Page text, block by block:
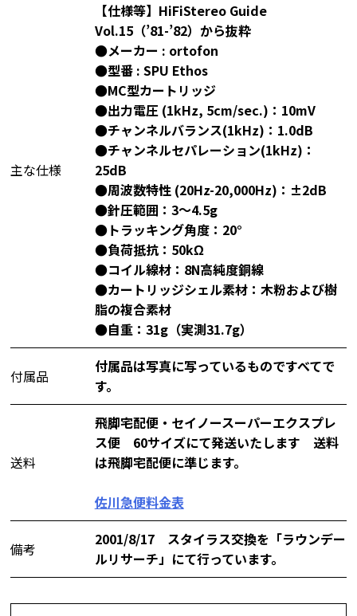
主な仕様
【仕様等】HiFiStereo Guide
Vol.15（’81-’82）から抜粋
●メーカー : ortofon
●型番 : SPU Ethos
●MC型カートリッジ
●出力電圧 (1kHz, 5cm/sec.)：10mV
●チャンネルバランス(1kHz)：1.0dB
●チャンネルセパレーション(1kHz)：
25dB
●周波数特性 (20Hz-20,000Hz)：±2dB
●針圧範囲：3～4.5g
●トラッキング角度：20°
●負荷抵抗：50kΩ
●コイル線材：8N高純度銅線
●カートリッジシェル素材：木粉および樹
脂の複合素材
●自重：31g（実測31.7g）
付属品
付属品は写真に写っているものですべてで
す。
送料
飛脚宅配便・セイノースーパーエクスプレ
ス便 60サイズにて発送いたします 送料
は飛脚宅配便に準じます。
佐川急便料金表
備考
2001/8/17 スタイラス交換を「ラウンデー
ルリサーチ」にて行っています。